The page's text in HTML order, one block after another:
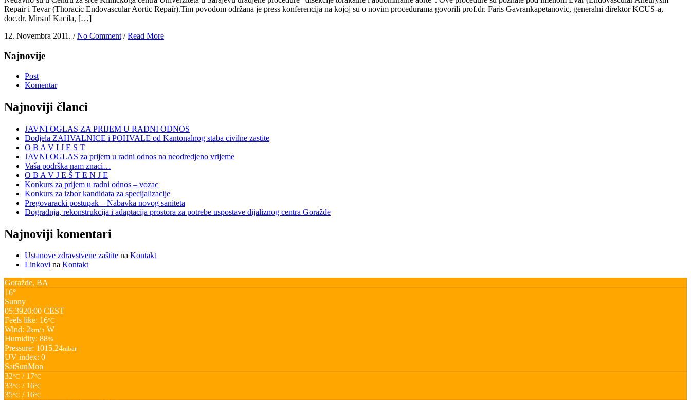
Repair i Tevar (Thoracic Endovascular Aortic Repair).Tim povodom održana je press konferencija na kojoj su o novim procedurama govorili prof.dr. Faris Gavrankapetanovic, generalni direktor KCUS-a,
doc.dr. Mirsad Kacila, […]
12. Novembra 2011. /No Comment/Read More
Najnovije
Post
Komentar
Najnoviji članci
JAVNI OGLAS ZA PRIJEM U RADNI ODNOS
Dodjela ZAHVALNICE i POHVALE od Kantonalnog staba civilne zastite
O B A V I J E S T
JAVNI OGLAS za prijem u radni odnos na neodredjeno vrijeme
Vaša podrška nam znaci…
O B A V J E Š T E N J E
Konkurs za prijem u radni odnos – vozac
Konkurs za izbor kandidata za specijalizacije
Pregovaracki postupak – Nabavka novog saniteta
Dogradnja, rekonstrukcija i adaptacija prostora za potrebe uspostave dijaliznog centra Goražde
Najnoviji komentari
Ustanove zdravstvene zaštite na Kontakt
Linkovi na Kontakt
Goražde, BA
16°
Sunny
05:3920:00 CEST
Feels like: 16°C
Wind: 2km/h W
Humidity: 88%
Pressure: 1015.24mbar
UV index: 0
SatSunMon
32°C / 17°C
33°C / 16°C
35°C / 16°C